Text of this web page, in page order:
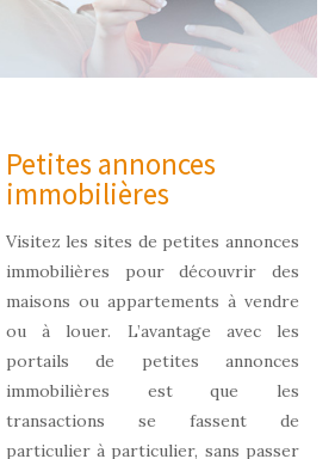
Petites annonces
immobilières
Visitez les sites de petites annonces
immobilières pour découvrir des
maisons ou appartements à vendre
ou à louer. L’avantage avec les
portails de petites annonces
immobilières est que les
transactions se fassent de
particulier à particulier, sans passer